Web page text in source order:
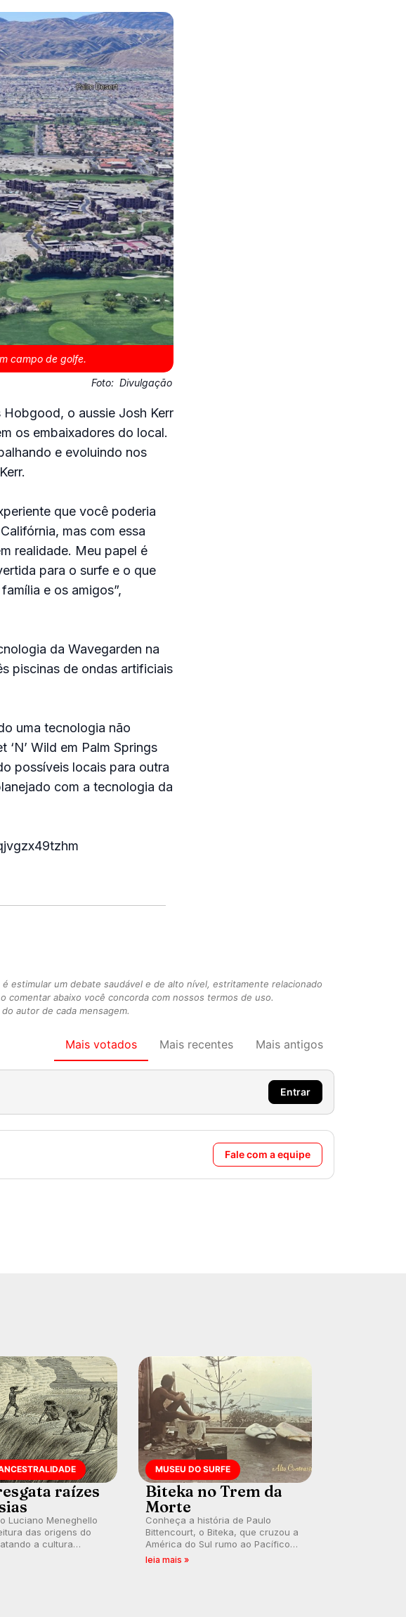
campo de golfe.
Foto: Divulgação
o aussie Josh Kerr
os embaixadores do local.
e evoluindo nos
que você poderia
mas com essa
realidade. Meu papel é
para o surfe e o que
e os amigos”,
da Wavegarden na
piscinas de ondas artificiais
uma tecnologia não
Wild em Palm Springs
possíveis locais para outra
com a tecnologia da
estimular um debate saudável e de alto nível, estritamente relacionado
comentar abaixo você concorda com nossos termos de uso.
autor de cada mensagem.
Mais votados Mais recentes Mais antigos
Entrar
Fale com a equipe
raízes
Luciano Meneghello
das origens do
a cultura
a visão
MUSEU DO SURFE
Biteka no Trem da
Morte
Conheça a história de Paulo
Bittencourt, o Biteka, que cruzou a
América do Sul rumo ao Pacífico
em uma jornada que se tornou um
leia mais »